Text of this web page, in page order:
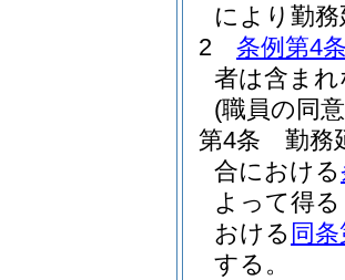
により勤
2
条例第4
者は含ま
(職員の同
第4条
勤務
合における
よって得
おける 同
する。